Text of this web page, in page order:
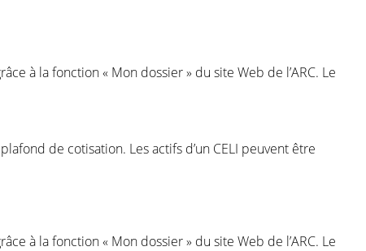
à la fonction « Mon dossier » du site Web de l’ARC. Le
de cotisation. Les actifs d’un CELI peuvent être
à la fonction « Mon dossier » du site Web de l’ARC. Le